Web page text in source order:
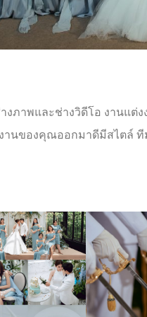
งภาพและช่างวิดีโอ งานแ
านของคุณออกมาดีมีสไตล์